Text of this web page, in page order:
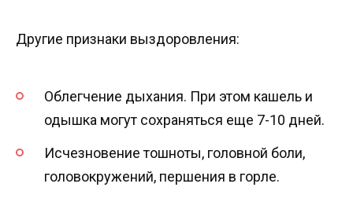
Другие признаки выздоровления:
Облегчение дыхания. При этом кашель и
одышка могут сохраняться еще 7-10 дней.
Исчезновение тошноты, головной боли,
головокружений, першения в горле.